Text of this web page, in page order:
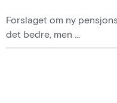
Forslaget om ny
det bedre, men …